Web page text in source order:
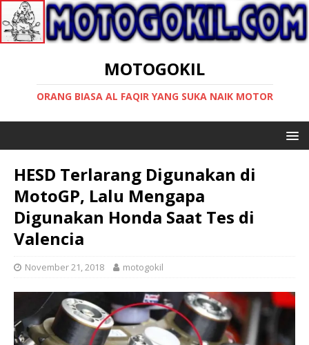
MOTOGOKIL
ORANG BIASA AL FAQIR YANG SUKA NAIK MOTOR
HESD Terlarang Digunakan di
MotoGP, Lalu Mengapa
Digunakan Honda Saat Tes di
Valencia
November 21, 2018 motogokil